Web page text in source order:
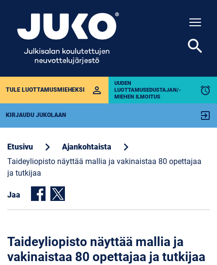
TULE LUOTTAMUSMIEHEKSI perm_identity
UUDEN
LUOTTAMUSEDUSTAJAN/-
MIEHEN ILMOITUS
alarm
KIRJAUDU JUKOLAAN exit_to_app
search
Etusivu chevron_right Ajankohtaista chevron_right
Taideyliopisto näyttää mallia ja vakinaistaa 80 opettajaa
ja tutkijaa
Jaa
Taideyliopisto näyttää mallia ja
vakinaistaa 80 opettajaa ja tutkijaa